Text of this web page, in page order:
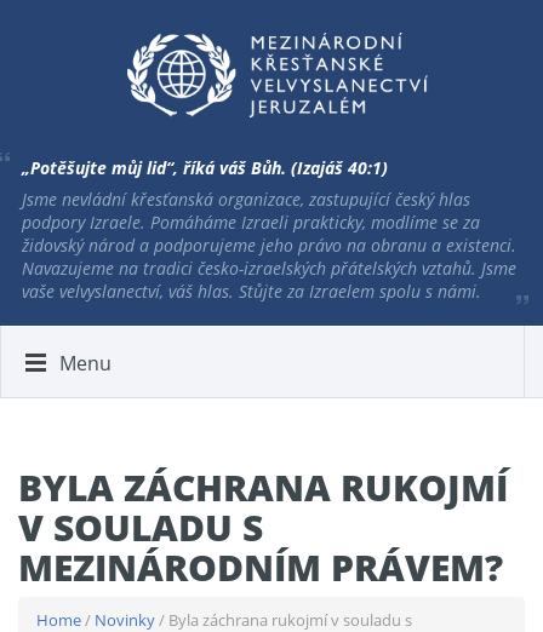
„Potěšujte můj lid“, říká váš Bůh. (Izajáš 40:1)
Jsme nevládní křesťanská organizace, zastupující český hlas
podpory Izraele. Pomáháme Izraeli prakticky, modlíme se za
židovský národ a podporujeme jeho právo na obranu a existenci.
Navazujeme na tradici česko-izraelských přátelských vztahů. Jsme
vaše velvyslanectví, váš hlas. Stůjte za Izraelem spolu s námi.
Menu
BYLA ZÁCHRANA RUKOJMÍ
V SOULADU S
MEZINÁRODNÍM PRÁVEM?
Home/ Novinky/ Byla záchrana rukojmí v souladu s